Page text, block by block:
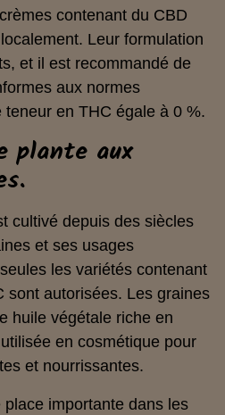
contenant du CBD
Leur formulation
et il est recommandé de
aux normes
en THC égale à 0 %.
plante aux
cultivé depuis des siècles
et ses usages
les variétés contenant
sont autorisées. Les graines
huile végétale riche en
en cosmétique pour
et nourrissantes.
importante dans les